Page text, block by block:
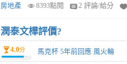
房地產 8393點閱 2 評論/給分
潤泰文樺評價?
4.0分 馬克杯 5年前回應 風火輪